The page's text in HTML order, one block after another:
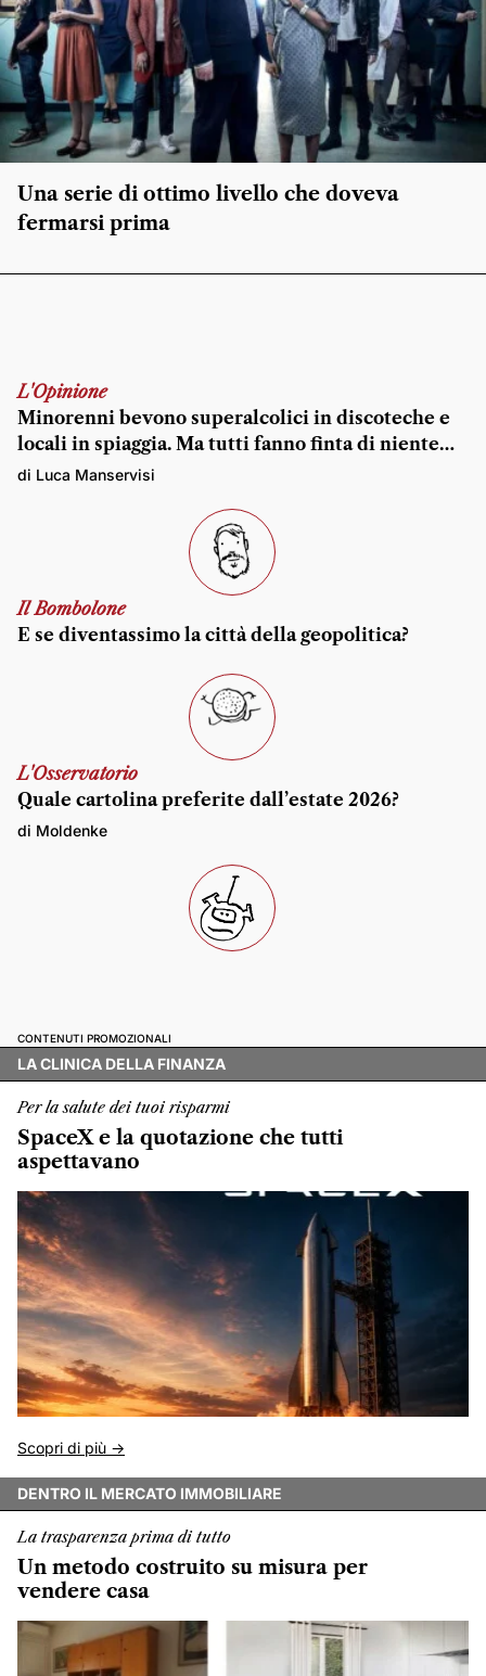
Una serie di ottimo livello che doveva
fermarsi prima
L'Opinione
Minorenni bevono superalcolici in discoteche e
locali in spiaggia. Ma tutti fanno finta di niente…
di Luca Manservisi
Il Bombolone
E se diventassimo la città della geopolitica?
L'Osservatorio
Quale cartolina preferite dall’estate 2026?
di Moldenke
CONTENUTI PROMOZIONALI
LA CLINICA DELLA FINANZA
Per la salute dei tuoi risparmi
SpaceX e la quotazione che tutti
aspettavano
Scopri di più ->
DENTRO IL MERCATO IMMOBILIARE
La trasparenza prima di tutto
Un metodo costruito su misura per
vendere casa